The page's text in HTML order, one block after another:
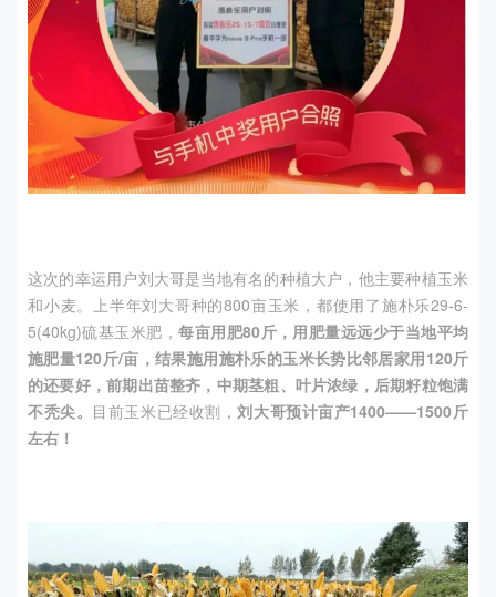
这次的幸运用户刘大哥是当地有名的种植大户，他主要种植玉米
和小麦。上半年刘大哥种的800亩玉米，都使用了施朴乐29-6-
5(40kg)硫基玉米肥，每亩用肥80斤，用肥量远远少于当地平均
施肥量120斤/亩，结果施用施朴乐的玉米长势比邻居家用120斤
的还要好，前期出苗整齐，中期茎粗、叶片浓绿，后期籽粒饱满
不秃尖。 目前玉米已经收割，刘大哥预计亩产1400——1500斤
左右！